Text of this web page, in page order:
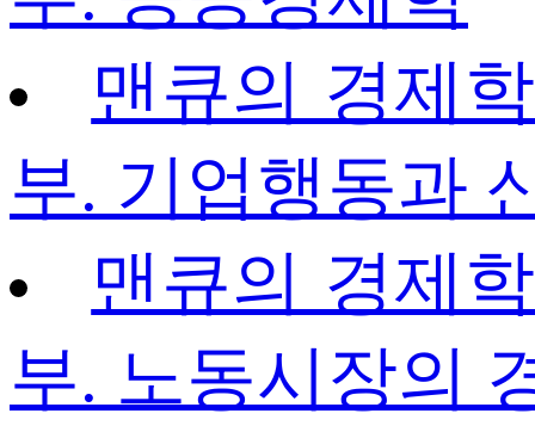
맨큐의 경제
부. 기업행동과
맨큐의 경제
부. 노동시장의